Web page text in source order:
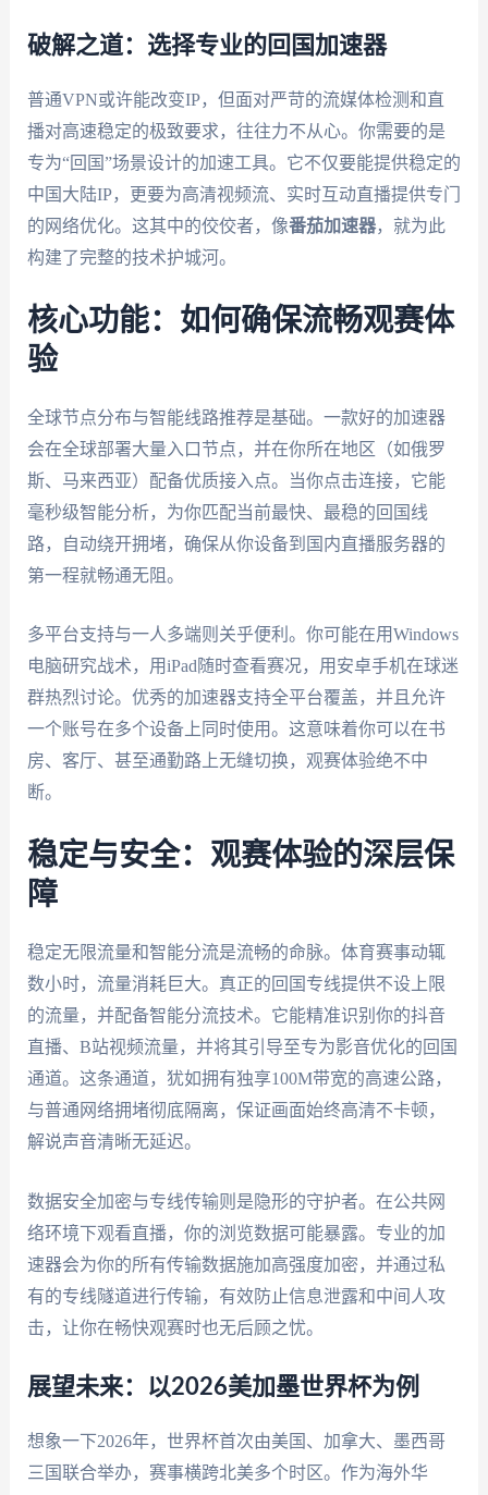
破解之道：选择专业的回国加速器
普通VPN或许能改变IP，但面对严苛的流媒体检测和直
播对高速稳定的极致要求，往往力不从心。你需要的是
专为“回国”场景设计的加速工具。它不仅要能提供稳定的
中国大陆IP，更要为高清视频流、实时互动直播提供专门
的网络优化。这其中的佼佼者，像番茄加速器，就为此
构建了完整的技术护城河。
核心功能：如何确保流畅观赛体
验
全球节点分布与智能线路推荐是基础。一款好的加速器
会在全球部署大量入口节点，并在你所在地区（如俄罗
斯、马来西亚）配备优质接入点。当你点击连接，它能
毫秒级智能分析，为你匹配当前最快、最稳的回国线
路，自动绕开拥堵，确保从你设备到国内直播服务器的
第一程就畅通无阻。
多平台支持与一人多端则关乎便利。你可能在用Windows
电脑研究战术，用iPad随时查看赛况，用安卓手机在球迷
群热烈讨论。优秀的加速器支持全平台覆盖，并且允许
一个账号在多个设备上同时使用。这意味着你可以在书
房、客厅、甚至通勤路上无缝切换，观赛体验绝不中
断。
稳定与安全：观赛体验的深层保
障
稳定无限流量和智能分流是流畅的命脉。体育赛事动辄
数小时，流量消耗巨大。真正的回国专线提供不设上限
的流量，并配备智能分流技术。它能精准识别你的抖音
直播、B站视频流量，并将其引导至专为影音优化的回国
通道。这条通道，犹如拥有独享100M带宽的高速公路，
与普通网络拥堵彻底隔离，保证画面始终高清不卡顿，
解说声音清晰无延迟。
数据安全加密与专线传输则是隐形的守护者。在公共网
络环境下观看直播，你的浏览数据可能暴露。专业的加
速器会为你的所有传输数据施加高强度加密，并通过私
有的专线隧道进行传输，有效防止信息泄露和中间人攻
击，让你在畅快观赛时也无后顾之忧。
展望未来：以2026美加墨世界杯为例
想象一下2026年，世界杯首次由美国、加拿大、墨西哥
三国联合举办，赛事横跨北美多个时区。作为海外华